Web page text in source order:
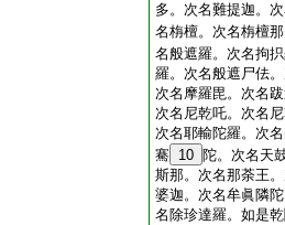
多。次名難提迦。
名栴檀。次名栴檀
名般遮羅。次名拘
羅。次名般遮尸佉
次名摩羅毘。次名
次名尼乾吒。次名
次名耶輸陀羅。次
騫
10 陀。次名天
斯那。次名那荼王
婆迦。次名牟眞隣
名除珍達羅。如是